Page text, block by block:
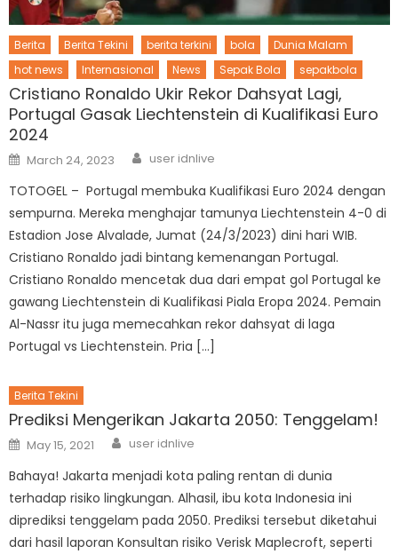
Berita Berita Tekini berita terkini bola
Dunia Malam
hot news
Internasional News Sepak Bola sepakbola
Cristiano Ronaldo Ukir Rekor Dahsyat Lagi,
Portugal Gasak Liechtenstein di Kualifikasi Euro
2024
Posted
on
March 24, 2023 Author
user idnlive
TOTOGEL – Portugal membuka Kualifikasi Euro 2024 dengan
sempurna. Mereka menghajar tamunya Liechtenstein 4-0 di
Estadion Jose Alvalade, Jumat (24/3/2023) dini hari WIB.
Cristiano Ronaldo jadi bintang kemenangan Portugal.
Cristiano Ronaldo mencetak dua dari empat gol Portugal ke
gawang Liechtenstein di Kualifikasi Piala Eropa 2024. Pemain
Al-Nassr itu juga memecahkan rekor dahsyat di laga
Portugal vs Liechtenstein. Pria […]
Berita Tekini
Prediksi Mengerikan Jakarta 2050: Tenggelam!
Posted
on
May 15, 2021 Author
user idnlive
Bahaya! Jakarta menjadi kota paling rentan di dunia
terhadap risiko lingkungan. Alhasil, ibu kota Indonesia ini
diprediksi tenggelam pada 2050. Prediksi tersebut diketahui
dari hasil laporan Konsultan risiko Verisk Maplecroft, seperti